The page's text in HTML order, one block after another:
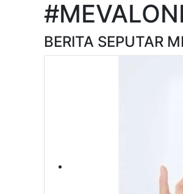
BERITA SEPUTAR